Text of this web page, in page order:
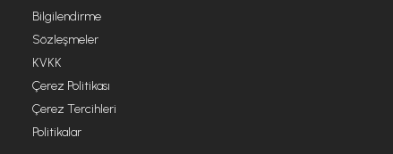
Bilgilendirme
Sözleşmeler
KVKK
Çerez Politikası
Çerez Tercihleri
Politikalar